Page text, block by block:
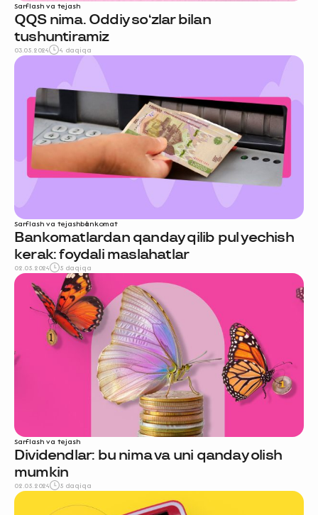
Sarflash va tejash
QQS nima. Oddiy so‘zlar bilan
tushuntiramiz
03.05.2024 4 daqiqa
Sarflash va tejashbankomat
Bankomatlardan qanday qilib pul yechish
kerak: foydali maslahatlar
02.05.2024 5 daqiqa
Sarflash va tejash
Dividendlar: bu nima va uni qanday olish
mumkin
02.05.2024 5 daqiqa